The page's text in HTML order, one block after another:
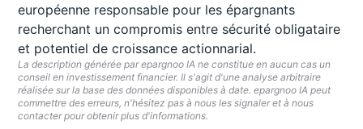
européenne responsable pour les épargnants
recherchant un compromis entre sécurité obligataire
et potentiel de croissance actionnarial.
La description générée par epargnoo IA ne constitue en aucun cas un
conseil en investissement financier. Il s'agit d'une analyse arbitraire
réalisée sur la base des données disponibles à date. epargnoo IA peut
commettre des erreurs, n'hésitez pas à nous les signaler et à nous
contacter pour obtenir plus d'informations.